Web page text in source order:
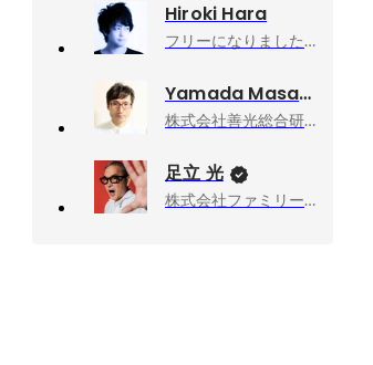
Hiroki Hara
フリーになりました, 個人事業
Yamada Masayoshi
株式会社善光総合研究所 (出向元 社会福祉法人善光会) , 経営管理部・経理担当
足立 光
株式会社ファミリーマート, チーフ・マーケティング・オフィサー（CMO）